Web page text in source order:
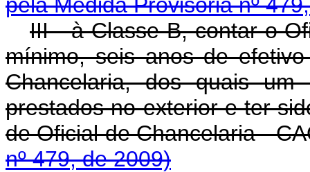
III - à Classe B, contar o
mínimo, seis anos de
Chancelaria, dos quais
prestados no exterior e ter
de Oficial de Chancelaria -
nº 479, de 2009)